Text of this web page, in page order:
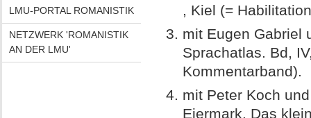
LMU-PORTAL ROMANISTIK
NETZWERK 'ROMANISTIK
AN DER LMU'
, Kiel (=
mit Eugen Gabriel
Sprachatlas. Bd,
Kommentarband).
mit Peter Koch
Eiermark. Das